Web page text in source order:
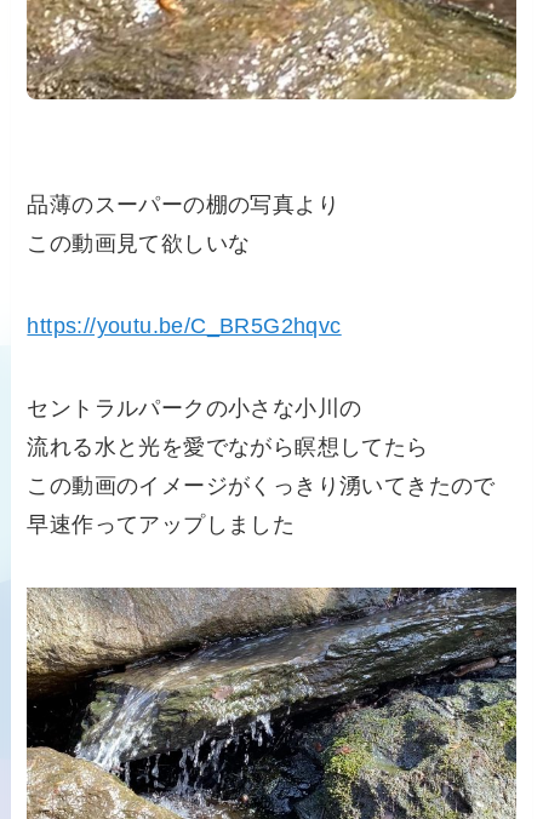
品薄のスーパーの棚の写真より
この動画見て欲しいな
https://youtu.be/C_BR5G2hqvc
セントラルパークの小さな小川の
流れる水と光を愛でながら瞑想してたら
この動画のイメージがくっきり湧いてきたので
早速作ってアップしました